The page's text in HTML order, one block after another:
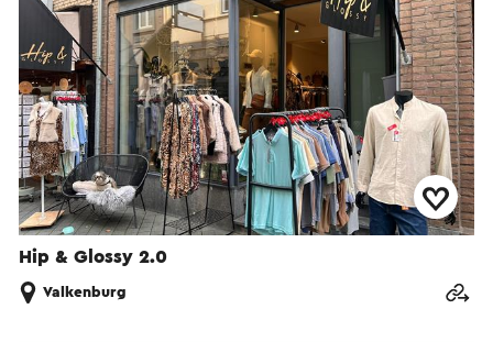
Hip & Glossy 2.0
Valkenburg